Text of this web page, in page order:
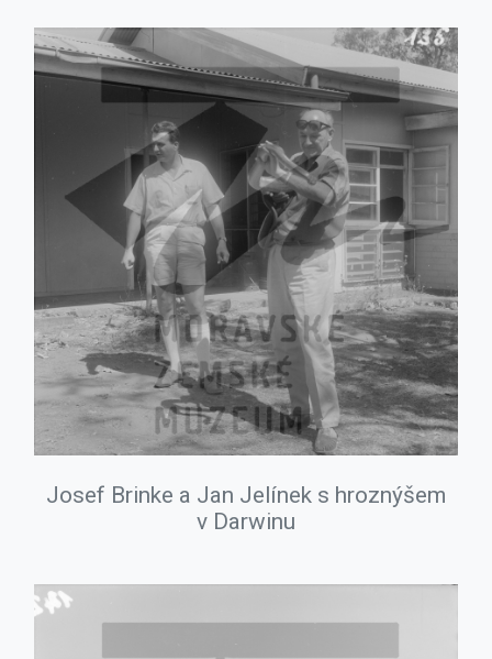
Josef Brinke a Jan Jelínek s hroznýšem
v Darwinu